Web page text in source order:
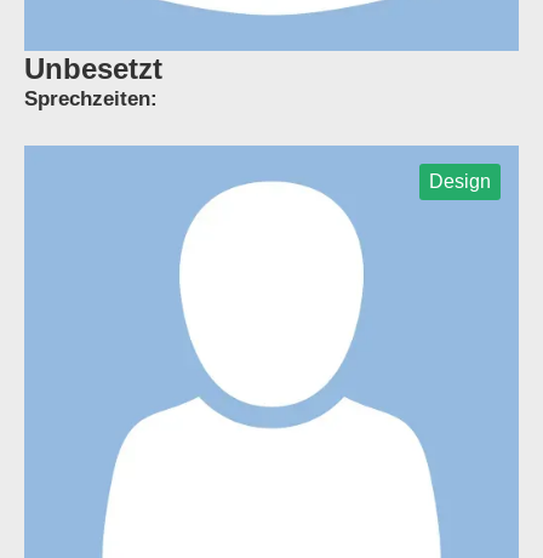
Unbesetzt
Sprechzeiten:
Design